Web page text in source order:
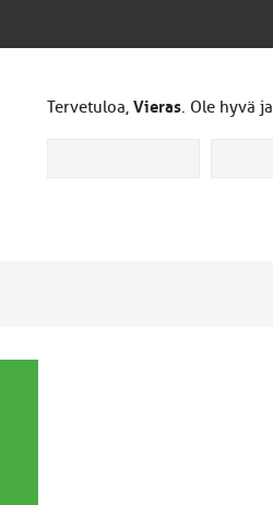
Tervetuloa,Vieras. Ole hyvä ja